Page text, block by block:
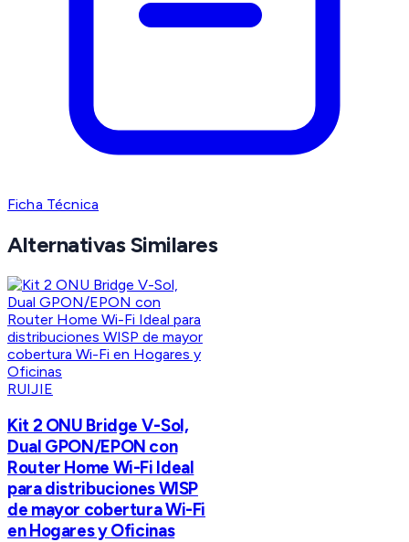
Ficha Técnica
Alternativas Similares
RUIJIE
Kit 2 ONU Bridge V-Sol,
Dual GPON/EPON con
Router Home Wi-Fi Ideal
para distribuciones WISP
de mayor cobertura Wi-Fi
en Hogares y Oficinas